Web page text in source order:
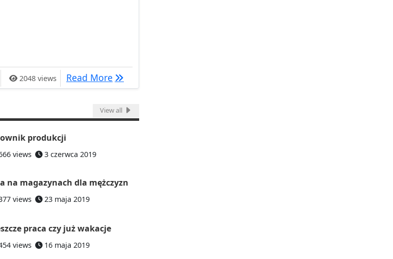
2048 views Read More Ciekawe ogłoszenia o pracę
View all
produkcji
views 3 czerwca 2019
na magazynach dla mężczyzn
views 23 maja 2019
praca czy już wakacje
views 16 maja 2019